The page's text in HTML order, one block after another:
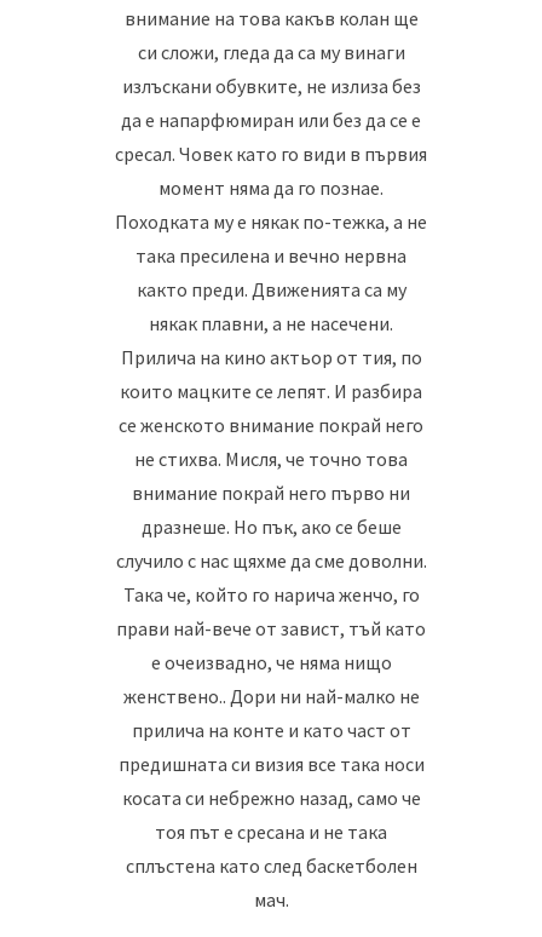
внимание на това какъв колан ще
си сложи, гледа да са му винаги
излъскани обувките, не излиза без
да е напарфюмиран или без да се е
сресал. Човек като го види в първия
момент няма да го познае.
Походката му е някак по-тежка, а не
така пресилена и вечно нервна
както преди. Движенията са му
някак плавни, а не насечени.
Прилича на кино актьор от тия, по
които мацките се лепят. И разбира
се женското внимание покрай него
не стихва. Мисля, че точно това
внимание покрай него първо ни
дразнеше. Но пък, ако се беше
случило с нас щяхме да сме доволни.
Така че, който го нарича женчо, го
прави най-вече от завист, тъй като
е очеизвадно, че няма нищо
женствено.. Дори ни най-малко не
прилича на конте и като част от
предишната си визия все така носи
косата си небрежно назад, само че
тоя път е сресана и не така
сплъстена като след баскетболен
мач.